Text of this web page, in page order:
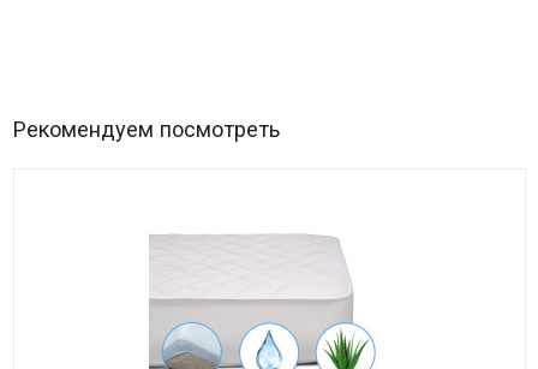
Рекомендуем посмотреть